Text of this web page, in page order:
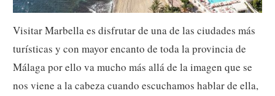
Visitar Marbella es disfrutar de una de las ciudades más
turísticas y con mayor encanto de toda la provincia de
Málaga por ello va mucho más allá de la imagen que se
nos viene a la cabeza cuando escuchamos hablar de ella,